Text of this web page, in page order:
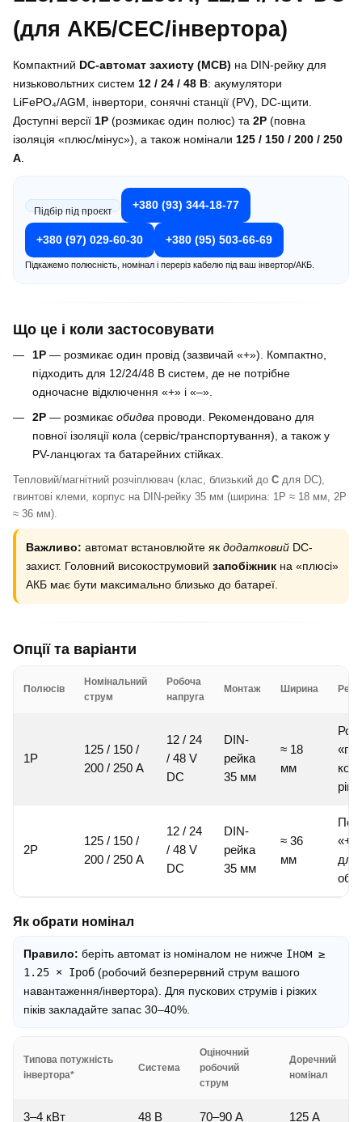
(для АКБ/СЕС/інвертора)
Компактний DC-автомат захисту (MCB) на DIN-рейку для
низьковольтних систем 12 / 24 / 48 В: акумулятори
LiFePO₄/AGM, інвертори, сонячні станції (PV), DC-щити.
Доступні версії 1P (розмикає один полюс) та 2P (повна
ізоляція «плюс/мінус»), а також номінали 125 / 150 / 200 / 250
А
Підбір під проєкт +380 (93) 344-18-77
+380 (97) 029-60-30 +380 (95) 503-66-69
Підкажемо полюсність, номінал і переріз кабелю під ваш інвертор/АКБ.
Що це і коли застосовувати
1P — розмикає один провід (зазвичай «+»). Компактно,
підходить для 12/24/48 В систем, де не потрібне
одночасне відключення «+» і «–».
2P — розмикає обидва проводи. Рекомендовано для
повної ізоляції кола (сервіс/транспортування), а також у
PV-ланцюгах та батарейних стійках.
Тепловий/магнітний розчіплювач (клас, близький до C для DC),
гвинтові клеми, корпус на DIN-рейку 35 мм (ширина: 1P ≈ 18 мм, 2P
≈ 36 мм).
Важливо: автомат встановлюйте як додатковий DC-
захист. Головний високострумовий запобіжник на «плюсі»
АКБ має бути максимально близько до батареї.
Опції та варіанти
Полюсів
Номінальний
струм
Робоча
напруга
Монтаж Ширина
1P
125 / 150 /
200 / 250 А
12 / 24
/ 48 V
DC
DIN-
рейка
35 мм
≈ 18
мм
2P
125 / 150 /
200 / 250 А
12 / 24
/ 48 V
DC
DIN-
рейка
35 мм
≈ 36
мм
«+»
для
Як обрати номінал
Правило: беріть автомат із номіналом не нижче Iном ≥
1.25 × Iроб (робочий безперервний струм вашого
навантаження/інвертора). Для пускових струмів і різких
піків закладайте запас 30–40%.
Типова потужність
інвертора*
Система
Оціночний
робочий
струм
Доречний
номінал
3–4 кВт 48 В 70–90 А 125 А